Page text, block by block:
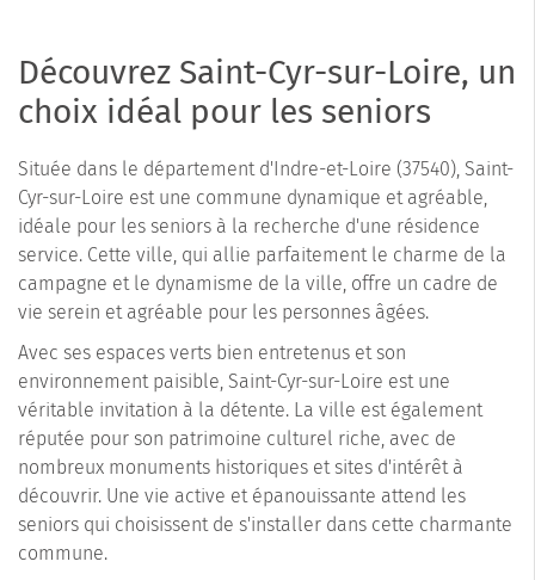
Découvrez Saint-Cyr-sur-Loire, un
choix idéal pour les seniors
Située dans le département d'Indre-et-Loire (37540), Saint-
Cyr-sur-Loire est une commune dynamique et agréable,
idéale pour les seniors à la recherche d'une résidence
service. Cette ville, qui allie parfaitement le charme de la
campagne et le dynamisme de la ville, offre un cadre de
vie serein et agréable pour les personnes âgées.
Avec ses espaces verts bien entretenus et son
environnement paisible, Saint-Cyr-sur-Loire est une
véritable invitation à la détente. La ville est également
réputée pour son patrimoine culturel riche, avec de
nombreux monuments historiques et sites d'intérêt à
découvrir. Une vie active et épanouissante attend les
seniors qui choisissent de s'installer dans cette charmante
commune.